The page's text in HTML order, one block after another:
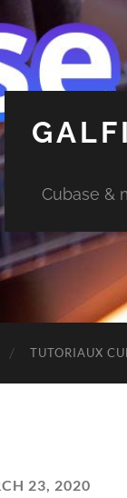
Cubase &
TUTORIAUX
23, 2020